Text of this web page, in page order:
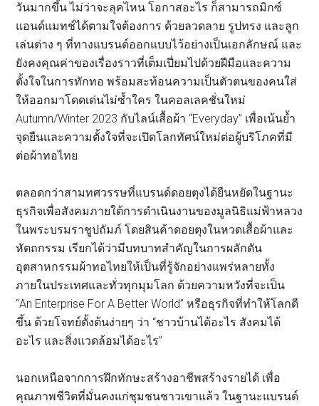
วันมากขึ้น ไม่ว่าจะลุคไหน โอกาสอะไร ก็สามารถมิกซ์
แอนด์แมทช์ได้ตามใจต้องการ ด้วยลวดลาย รูปทรง และลูก
เล่นต่าง ๆ ที่ทางแบรนด์ออกแบบไว้อย่างเป็นเอกลักษณ์ และ
ยังคงคุณค่าของเรื่องราวที่เต็มเปี่ยมไปด้วยฝีมือและความ
ตั้งใจในการทักทอ พร้อมสะท้อนความเป็นตัวตนของคนใส่
ให้ออกมาโดดเด่นไม่ซ้ำใคร ในคอลเลคชั่นใหม่
Autumn/Winter 2023 กับไลน์เสื้อผ้า “Everyday” เพื่อเน้นย้ำ
จุดยืนและความตั้งใจที่จะเปิดโลกทัศน์ใหม่ต่อผู้บริโภคที่มี
ต่อผ้าทอไทย
ตลอดกว่าสามทศวรรษที่แบรนด์ดอยตุงได้ยืนหยัดในฐานะ
ธุรกิจเพื่อสังคมภายใต้การดำเนินงานของมูลนิธิแม่ฟ้าหลวง
ในพระบรมราชูปถัมภ์ โดยสินค้าดอยตุงในหวดเสื้อผ้าและ
หัตถกรรม เรียกได้ว่ามีบทบาทสำคัญในการผลักดัน
อุตสาหกรรมผ้าทอไทยให้เป็นที่รู้จักอย่างแพร่หลายทั้ง
ภายในประเทศและทั่วทุกมุมโลก ด้วยความหวังที่จะเป็น
“An Enterprise For A Better World” หรือธุรกิจที่ทำให้โลกดี
ขึ้น ด้วยโจทย์ตั้งต้นง่ายๆ ว่า “ชาวบ้านได้อะไร สังคมได้
อะไร และสิ่งแวดล้อมได้อะไร”
นอกเหนือจากการฝึกทักษะสร้างอาชีพสร้างรายได้ เพื่อ
คุณภาพชีวิตที่มั่นคงแก่ชุมชนชาวเขาแล้ว ในฐานะแบรนด์